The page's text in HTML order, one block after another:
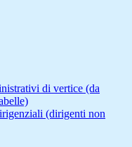
di vertice (da
(dirigenti non